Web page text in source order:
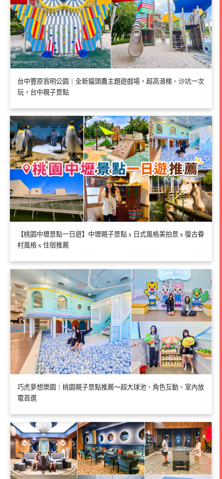
台中豐原翁明公園｜全新貓頭鷹主題遊戲場，超高滑梯、沙坑一次
玩，台中親子景點
【桃園中壢景點一日遊】中壢親子景點 x 日式風格美拍景 x 復古眷
村風格 x 住宿推薦
巧虎夢想樂園｜桃園親子景點推薦～超大球池、角色互動、室內放
電首選